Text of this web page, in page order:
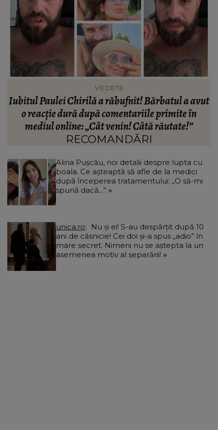
HOROSCOP
Horoscop 10 august 2026: O zodie trăiește intens
fiecare emoție
RECOMANDĂRI
Alina Pușcău, noi detalii despre lupta cu
boala. Ce așteaptă să afle de la medici
după începerea tratamentului: „O să-mi
spună dacă...”
unica.ro
ani de căsnicie! Cei doi și-a spus „adio” în
mare secret. Nimeni nu se aștepta la un
asemenea motiv al separării!